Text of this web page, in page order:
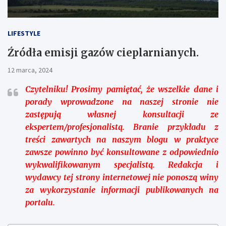
LIFESTYLE
Źródła emisji gazów cieplarnianych.
12 marca, 2024
Czytelniku!Prosimy pamiętać, że wszelkie dane i
porady wprowadzone na naszej stronie nie
zastępują własnej konsultacji ze
ekspertem/profesjonalistą. Branie przykładu z
treści zawartych na naszym blogu w praktyce
zawsze powinno być konsultowane z odpowiednio
wykwalifikowanym specjalistą. Redakcja i
wydawcy tej strony internetowej nie ponoszą winy
za wykorzystanie informacji publikowanych na
portalu.